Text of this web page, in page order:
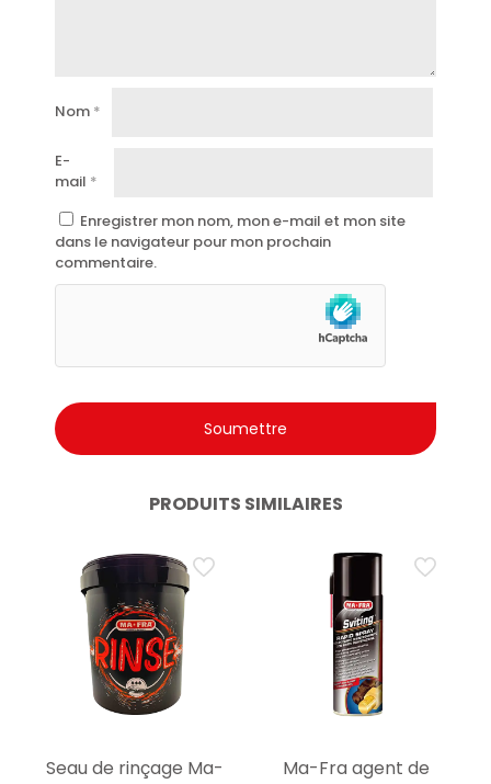
Nom *
E-
mail *
Enregistrer mon nom, mon e-mail et mon site
dans le navigateur pour mon prochain
commentaire.
PRODUITS SIMILAIRES
Seau de rinçage Ma-
Ma-Fra agent de